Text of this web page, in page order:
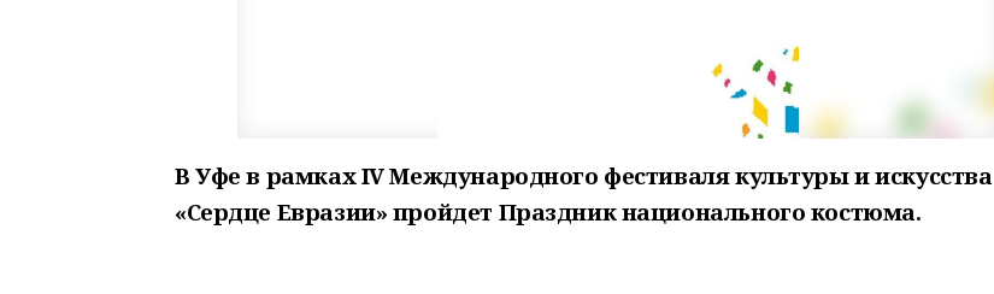
В Уфе в рамках IV Международного фестиваля культуры и искусства
«Сердце Евразии» пройдет Праздник национального костюма.